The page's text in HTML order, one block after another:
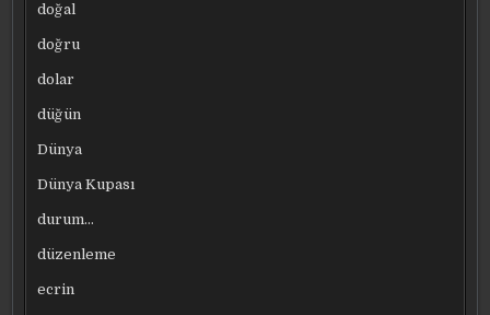
doğal
doğru
dolar
düğün
Dünya
Dünya Kupası
durum…
düzenleme
ecrin